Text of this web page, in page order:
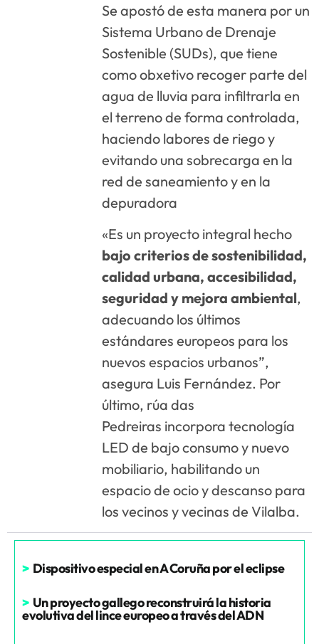
Se apostó de esta manera por un
Sistema Urbano de Drenaje
Sostenible (SUDs), que tiene
como obxetivo recoger parte del
agua de lluvia para infiltrarla en
el terreno de forma controlada,
haciendo labores de riego y
evitando una sobrecarga en la
red de saneamiento y en la
depuradora
«Es un proyecto integral hecho
bajo criterios de sostenibilidad,
calidad urbana, accesibilidad,
seguridad y mejora ambiental,
adecuando los últimos
estándares europeos para los
nuevos espacios urbanos”,
asegura Luis Fernández. Por
último, rúa das
Pedreiras incorpora tecnología
LED de bajo consumo y nuevo
mobiliario, habilitando un
espacio de ocio y descanso para
los vecinos y vecinas de Vilalba.
> Dispositivo especial en A Coruña por el eclipse
> Un proyecto gallego reconstruirá la historia
evolutiva del lince europeo a través del ADN